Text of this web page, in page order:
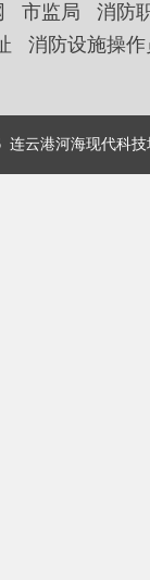
市监局
消防
消防设施操
云港河海现代科